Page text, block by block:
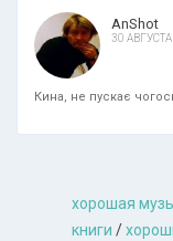
AnShot
30
Кина, не пускає
хорошая
книги /